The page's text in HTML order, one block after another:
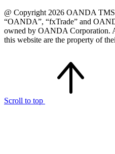
@ Copyright 2026 OANDA
“OANDA”, “fxTrade” and
owned by OANDA Corporation.
this website are the property of
Scroll to top